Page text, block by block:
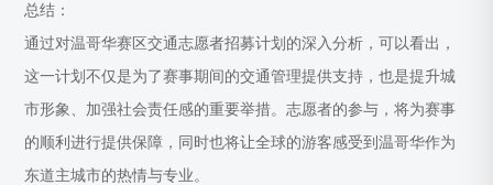
总结：
通过对温哥华赛区交通志愿者招募计划的深入分析，可以看出，
这一计划不仅是为了赛事期间的交通管理提供支持，也是提升城
市形象、加强社会责任感的重要举措。志愿者的参与，将为赛事
的顺利进行提供保障，同时也将让全球的游客感受到温哥华作为
东道主城市的热情与专业。